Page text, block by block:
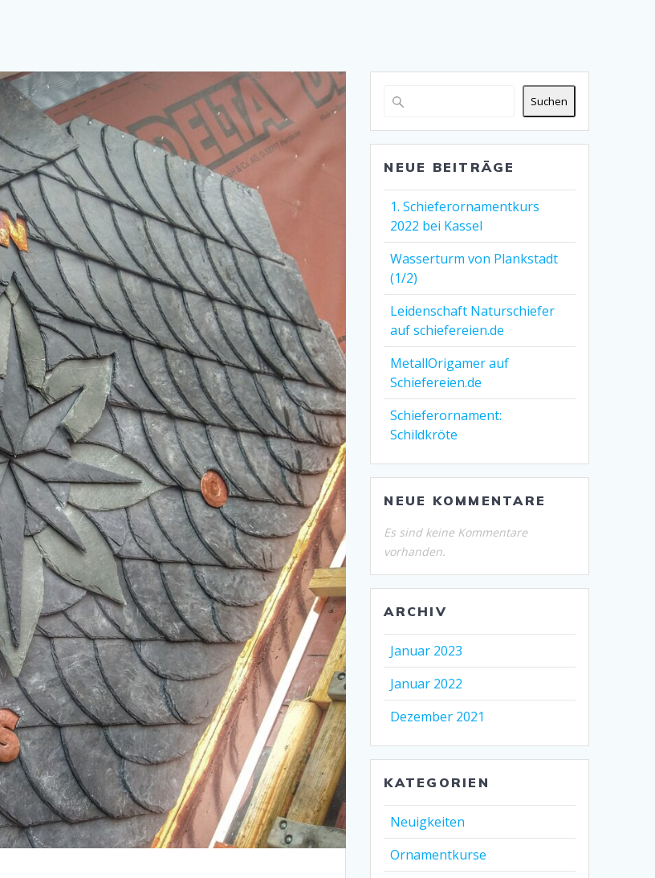
Suchen
NEUE BEITRÄGE
1. Schieferornamentkurs
2022 bei Kassel
Wasserturm von Plankstadt
(1/2)
Leidenschaft Naturschiefer
auf schiefereien.de
MetallOrigamer auf
Schiefereien.de
Schieferornament:
Schildkröte
NEUE KOMMENTARE
Es sind keine Kommentare
vorhanden.
ARCHIV
Januar 2023
Januar 2022
Dezember 2021
KATEGORIEN
Neuigkeiten
Ornamentkurse